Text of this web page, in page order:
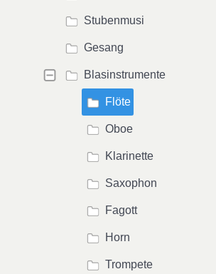
Stubenmusi
Gesang
Blasinstrumente
Flöte
Oboe
Klarinette
Saxophon
Fagott
Horn
Trompete